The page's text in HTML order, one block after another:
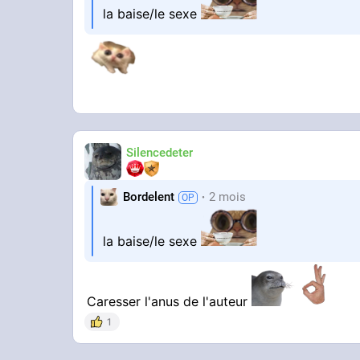
la baise/le sexe
Silencedeter
Bordelent 2 mois
la baise/le sexe
Caresser l'anus de l'auteur
1